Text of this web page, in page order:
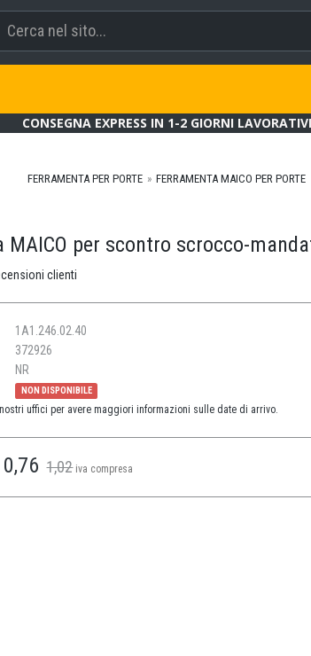
CONSEGNA EXPRESS IN 1-2 GIORNI LAVORATIVI
FERRAMENTA PER PORTE FERRAMENTA MAICO PER PORTE
MAICO per scontro scrocco-
clienti
1A1.246.02.40
372926
NR
NON DISPONIBILE
uffici per avere maggiori informazioni sulle date di arrivo.
1,02 iva compresa